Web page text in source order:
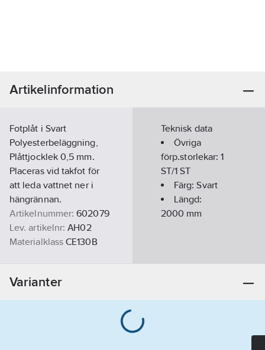
Artikelinformation
Fotplåt i Svart
Polyesterbeläggning,
Plåttjocklek 0,5 mm.
Placeras vid takfot för
att leda vattnet ner i
hängrännan.
Artikelnummer: 602079
Lev. artikelnr: AH02
Materialklass CE130B
Teknisk data
Övriga
förp.storlekar:1
ST/1 ST
Färg:Svart
Längd:
2000 mm
Varianter